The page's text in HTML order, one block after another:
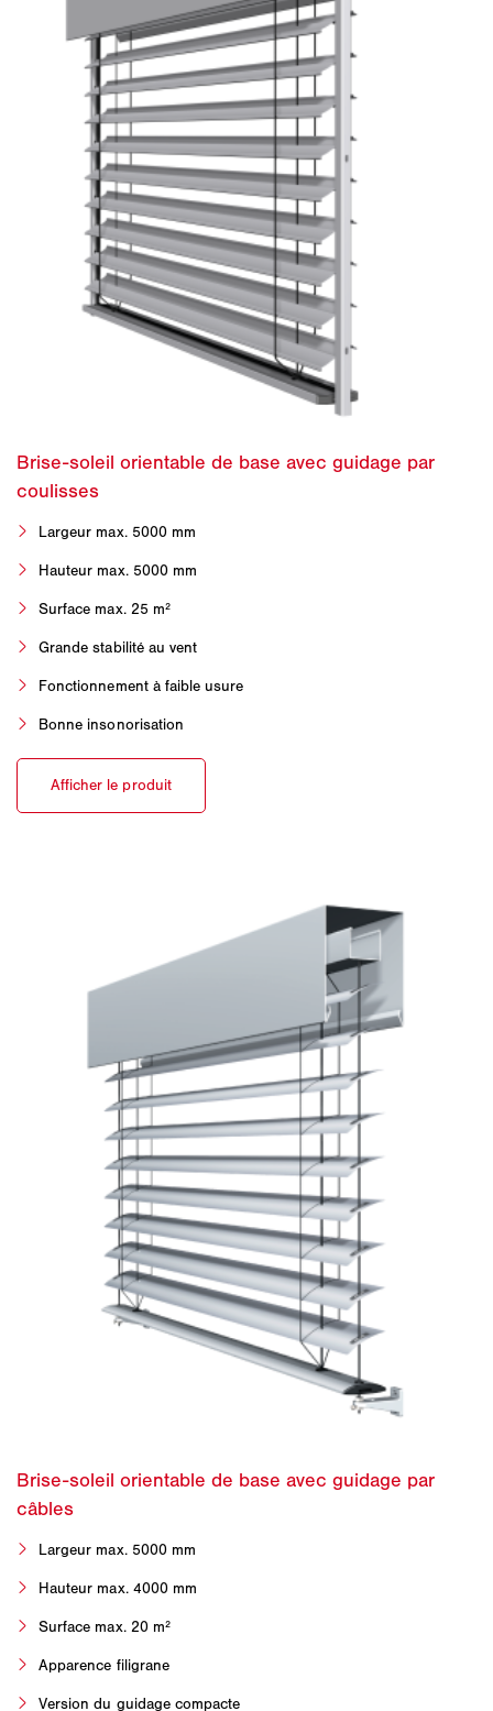
Largeur max. 5000 mm
Hauteur max. 5000 mm
Surface max. 25 m²
Grande stabilité au vent
Fonctionnement à faible usure
Bonne insonorisation
Largeur max. 5000 mm
Hauteur max. 4000 mm
Surface max. 20 m²
Apparence filigrane
Version du guidage compacte